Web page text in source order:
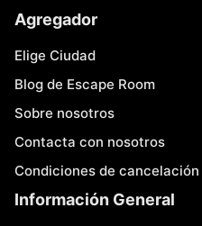
Agregador
Elige Ciudad
Blog de Escape Room
Sobre nosotros
Contacta con nosotros
Condiciones de cancelación
Información General